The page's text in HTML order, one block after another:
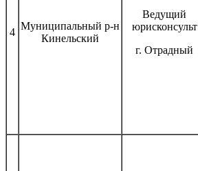
4
Муниципальный р-н
Кинельский
Ведущий
юрисконсульт
г. Отрадный